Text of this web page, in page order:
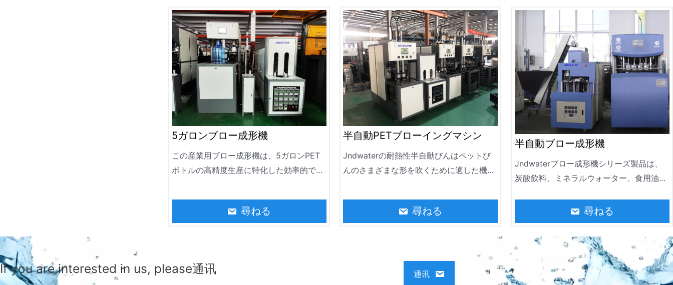
5ガロンブロー成形機
この産業用ブロー成形機は、5ガロンPET
ボトルの高精度生産に特化した効率的で信
熱技術と高圧成形を用い、飲料水、浄水、
ミネラルウォーターの生産ラインの中核部
トル品質を保証します。
尋ねる
半自動PETブローイングマシン
Jndwaterの耐熱性半自動びんはペットび
んのさまざまな形を吹くために適した機械
容積、85°C上のびんの温度、一部のプロ
ダクトは90°Cまで茶、フルーツ ジュー
きる。高いプロダクト温度を吹くこと比較
し、プロダクトは長期投資のために貯えら
尋ねる
半自動ブロー成形機
Jndwaterブロー成形機シリーズ製品は、
炭酸飲料、ミネラルウォーター、食用油、
使用されており、また、0.5〜10Lボトルの
生産に適した瓶やホットフィリング容器を
作るために使用され、最大出力は
2000BPH.is のミネラルウォーターボト
ル、飲料ボトル、オイルボトル、化粧品ボ
トル、農薬ボトル、薬瓶。
尋ねる
If you are interested in us, please通讯 通讯